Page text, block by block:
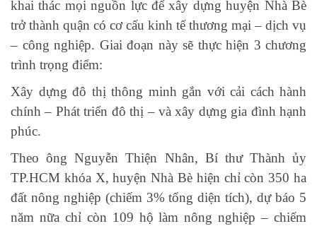
khai thác mọi nguồn lực để xây dựng huyện Nhà Bè
trở thành quận có cơ cấu kinh tế thương mại – dịch vụ
– công nghiệp. Giai đoạn này sẽ thực hiện 3 chương
trình trọng điểm:
Xây dựng đô thị thông minh gắn với cải cách hành
chính – Phát triển đô thị – và xây dựng gia đình hạnh
phúc.
Theo ông Nguyễn Thiện Nhân, Bí thư Thành ủy
TP.HCM khóa X, huyện Nhà Bè hiện chỉ còn 350 ha
đất nông nghiệp (chiếm 3% tổng diện tích), dự báo 5
năm nữa chỉ còn 109 hộ làm nông nghiệp – chiếm